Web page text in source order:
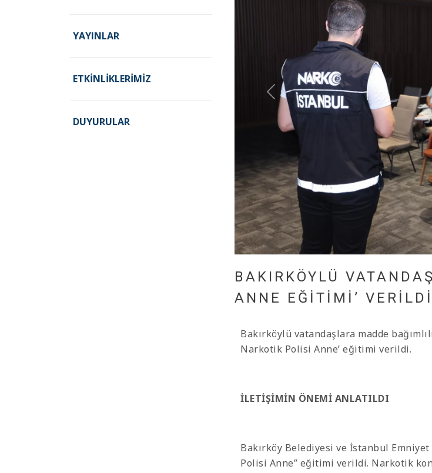
YAYINLAR
ETKINLIKLERIMIZ
DUYURULAR
BAKIRKÖYLÜ
ANNE EĞITIMI’ VERILDI
Bakırköylü vatandaşlara madde
Narkotik Polisi Anne’ eğitimi verildi.
İLETİŞİMİN ÖNEMİ ANLATILDI
Bakırköy Belediyesi ve İstanbul
Polisi Anne” eğitimi verildi. Narkotik